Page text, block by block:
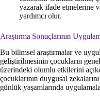
yazarak ifade etmelerine
yardımcı olur.
Araştırma Sonuçlarının
Bu bilimsel araştırmalar ve
geliştirilmesinin çocukların
üzerindeki olumlu etkilerini
çocuklarının duygusal
günlük yaşamlarında